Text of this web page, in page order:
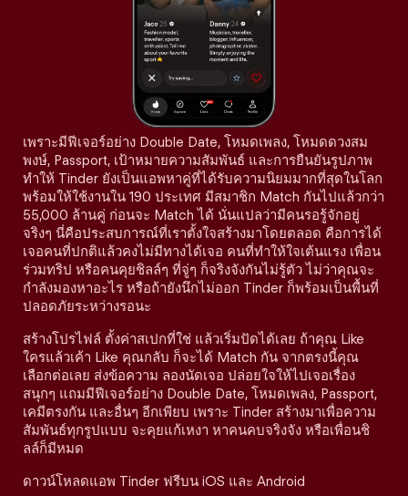
เพราะมีฟีเจอร์อย่าง Double Date, โหมดเพลง, โหมดดวงสม
พงษ์, Passport, เป้าหมายความสัมพันธ์ และการยืนยันรูปภาพ
ทำให้ Tinder ยังเป็นแอพหาคู่ที่ได้รับความนิยมมากที่สุดในโลก
พร้อมให้ใช้งานใน 190 ประเทศ มีสมาชิก Match กันไปแล้วกว่า
55,000 ล้านคู่ ก่อนจะ Match ได้ นั่นแปลว่ามีคนรอรู้จักอยู่
จริงๆ นี่คือประสบการณ์ที่เราตั้งใจสร้างมาโดยตลอด คือการได้
เจอคนที่ปกติแล้วคงไม่มีทางได้เจอ คนที่ทำให้ใจเต้นแรง เพื่อน
ร่วมทริป หรือคนคุยชิลล์ๆ ที่จู่ๆ ก็จริงจังกันไม่รู้ตัว ไม่ว่าคุณจะ
กำลังมองหาอะไร หรือถ้ายังนึกไม่ออก Tinder ก็พร้อมเป็นพื้นที่
ปลอดภัยระหว่างรอนะ
สร้างโปรไฟล์ ตั้งค่าสเปกที่ใช่ แล้วเริ่มปัดได้เลย ถ้าคุณ Like
ใครแล้วเค้า Like คุณกลับ ก็จะได้ Match กัน จากตรงนี้คุณ
เลือกต่อเลย ส่งข้อความ ลองนัดเจอ ปล่อยใจให้ไปเจอเรื่อง
สนุกๆ แถมมีฟีเจอร์อย่าง Double Date, โหมดเพลง, Passport,
เคมีตรงกัน และอื่นๆ อีกเพียบ เพราะ Tinder สร้างมาเพื่อความ
สัมพันธ์ทุกรูปแบบ จะคุยแก้เหงา หาคนคบจริงจัง หรือเพื่อนชิ
ลล์ก็มีหมด
ดาวน์โหลดแอพ Tinder ฟรีบน iOS และ Android